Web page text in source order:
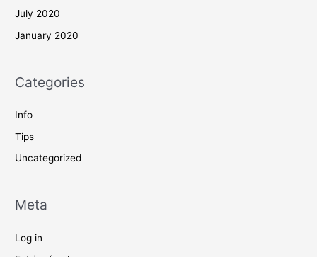
November 2020
October 2020
July 2020
Categories
Tips